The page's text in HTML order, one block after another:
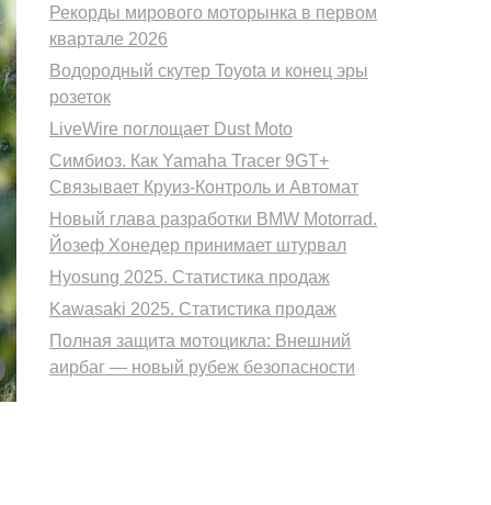
Рекорды мирового моторынка в первом
квартале 2026
Водородный скутер Toyota и конец эры
розеток
LiveWire поглощает Dust Moto
Симбиоз. Как Yamaha Tracer 9GT+
Связывает Круиз-Контроль и Автомат
Новый глава разработки BMW Motorrad.
Йозеф Хонедер принимает штурвал
Hyosung 2025. Статистика продаж
Kawasaki 2025. Статистика продаж
Полная защита мотоцикла: Внешний
аирбаг — новый рубеж безопасности